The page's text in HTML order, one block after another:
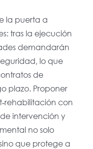
la puerta a
tras la ejecución
demandarán
lo que
de
plazo. Proponer
con
intervención y
no solo
que protege a